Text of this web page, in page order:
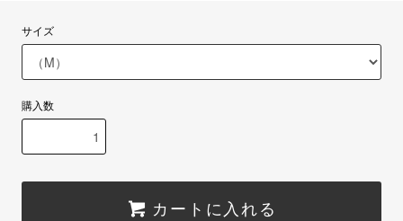
サイズ
購入数
カートに入れる